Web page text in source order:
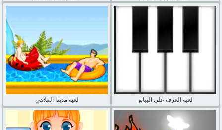
لعبة مدينة الملاهي لعبة العزف على البيانو